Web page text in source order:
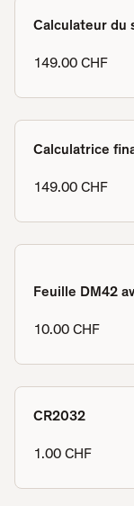
Calculateur du
149.00 CHF
Calculatrice
149.00 CHF
Feuille DM42
10.00 CHF
CR2032
1.00 CHF